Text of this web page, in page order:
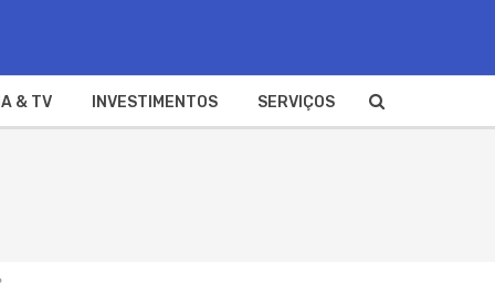
& TV INVESTIMENTOS SERVIÇOS